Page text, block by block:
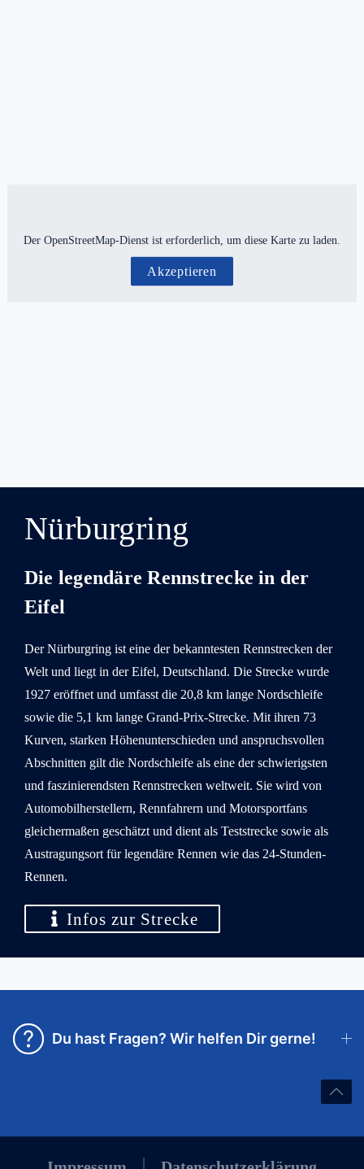
Der OpenStreetMap-Dienst ist erforderlich, um diese Karte zu laden.
Akzeptieren
Nürburgring
Die legendäre Rennstrecke in der
Eifel
Der Nürburgring ist eine der bekanntesten Rennstrecken der
Welt und liegt in der Eifel, Deutschland. Die Strecke wurde
1927 eröffnet und umfasst die 20,8 km lange Nordschleife
sowie die 5,1 km lange Grand-Prix-Strecke. Mit ihren 73
Kurven, starken Höhenunterschieden und anspruchsvollen
Abschnitten gilt die Nordschleife als eine der schwierigsten
und faszinierendsten Rennstrecken weltweit. Sie wird von
Automobilherstellern, Rennfahrern und Motorsportfans
gleichermaßen geschätzt und dient als Teststrecke sowie als
Austragungsort für legendäre Rennen wie das 24-Stunden-
Rennen.
Infos zur Strecke
Du hast Fragen? Wir helfen Dir gerne!